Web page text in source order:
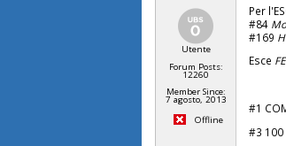
Utente
Forum Posts:
12260
Member Since:
7 agosto, 2013
Offline
Per
#84
#169
Esce
#1
#3 100